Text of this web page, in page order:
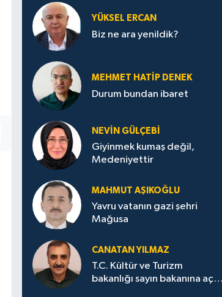
YÜKSEL ERCAN
Biz ne ara yenildik?
MEHMET HATİP DENEK
Durum bundan ibaret
NEVİN GÜLÇEBİ
Giyinmek kumaş değil,
Medeniyettir
MAHMUT AŞIKOĞLU
Yavru vatanın gazi şehri
Mağusa
CANATAN YILMAZ
T.C. Kültür ve Turizm
bakanlığı sayın bakanına açık